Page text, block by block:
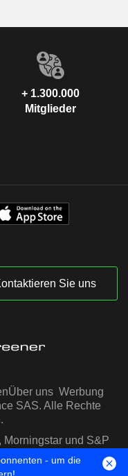
+ 1.300.000
Mitglieder
Sie uns
Über uns Werbung
SAS. Alle Rechte
Morningstar und S&P
gestellt
- um die